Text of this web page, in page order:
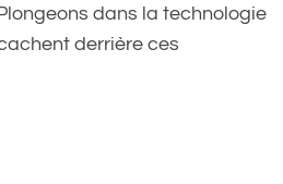
dans la technologie
derrière ces